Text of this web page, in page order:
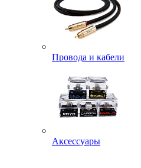
Провода и кабели
Аксессуары